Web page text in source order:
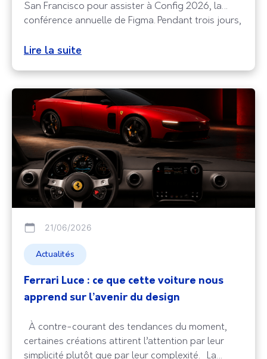
San Francisco pour assister à Config 2026, la
conférence annuelle de Figma. Pendant trois jours,
monde entier se sont réunis pour découvrir les
numériques de demain.
Lire la suite
21/06/2026
Actualités
Ferrari Luce : ce que cette voiture nous
apprend sur l’avenir du design
À contre-courant des tendances du moment,
certaines créations attirent l’attention par leur
simplicité plutôt que par leur complexité. La